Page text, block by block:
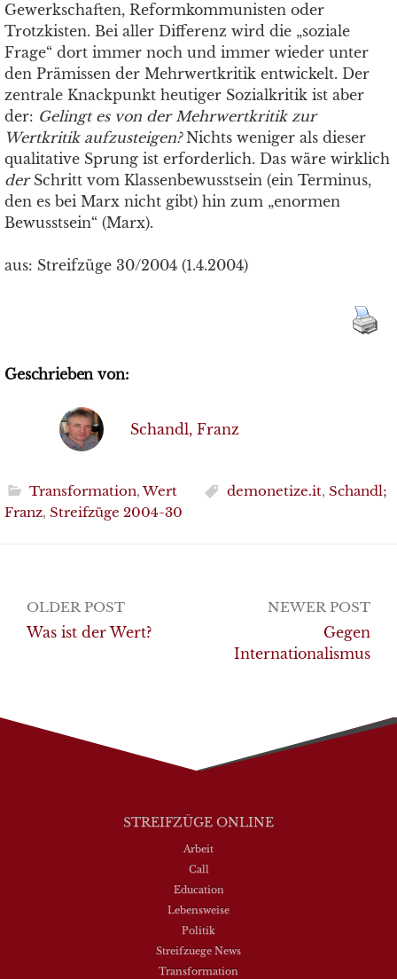
Gewerkschaften, Reformkommunisten oder
Trotzkisten. Bei aller Differenz wird die „soziale
Frage“ dort immer noch und immer wieder unter
den Prämissen der Mehrwertkritik entwickelt. Der
zentrale Knackpunkt heutiger Sozialkritik ist aber
der: Gelingt es von der Mehrwertkritik zur
Wertkritik aufzusteigen?Nichts weniger als dieser
qualitative Sprung ist erforderlich. Das wäre wirklich
der Schritt vom Klassenbewusstsein (ein Terminus,
den es bei Marx nicht gibt) hin zum „enormen
Bewusstsein“ (Marx).
aus: Streifzüge 30/2004 (1.4.2004)
Geschrieben von:
Schandl, Franz
Transformation,Wert demonetize.it, Schandl;
Franz, Streifzüge 2004-30
Post
navigation
OLDER POST
Was ist der Wert?
NEWER POST
Gegen
Internationalismus
STREIFZÜGE ONLINE
Arbeit
Call
Education
Lebensweise
Politik
Streifzuege News
Transformation